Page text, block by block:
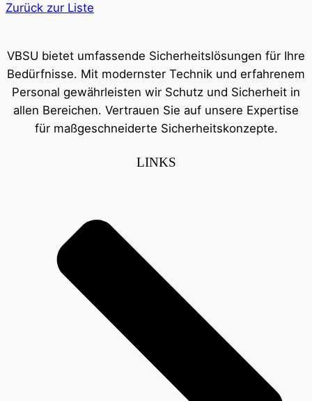
Zurück zur Liste
VBSU bietet umfassende Sicherheitslösungen für Ihre
Bedürfnisse. Mit modernster Technik und erfahrenem
Personal gewährleisten wir Schutz und Sicherheit in
allen Bereichen. Vertrauen Sie auf unsere Expertise
für maßgeschneiderte Sicherheitskonzepte.
LINKS